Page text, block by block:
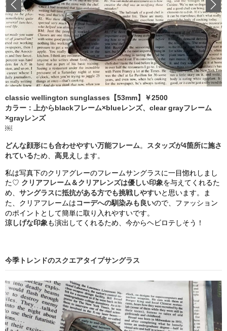
Previous
classic wellington sunglasses【53mm】￥2500
カラー：上からblackフレーム×blueレンズ、clear grayフレーム
×grayレンズ
￼
どんな顔形にも合わせやすい万能フレーム。 スタッズが4箇所に施さ
れているため、 高見え します。
私は写真下のクリアグレーのフレームサングラスに一目惚れしまし
た♡ クリアフレーム＆クリアレンズは優しい印象を与えてくれるた
め、 サングラスに抵抗がある方でも挑戦しやすいと思います。ま
た、クリアフレームは コーデへの馴染みも良いので、ファッション
のポイントとして簡単に取り入れやすいです。
涼しげな印象 も演出してくれるため、今からヘビロテしそう！
今季トレンドのスクエアタイプサングラス